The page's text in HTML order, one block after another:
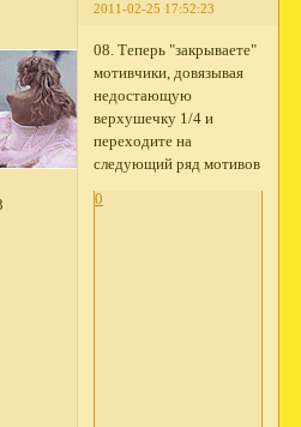
2011-02-25 17:52:23
08. Теперь "закрываете"
мотивчики, довязывая
недостающую
верхушечку 1/4 и
переходите на
следующий ряд мотивов
0